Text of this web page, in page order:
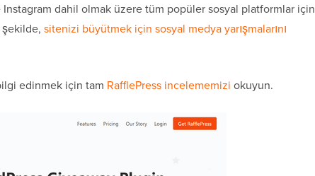
dahil olmak üzere tüm popüler sosyal platformlar için
sitenizi büyütmek için sosyal medya yarışmalarını
edinmek için tam RafflePress incelememizi okuyun.